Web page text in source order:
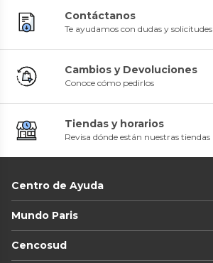
Contáctanos
Te ayudamos con dudas y solicitudes
Cambios y Devoluciones
Conoce cómo pedirlos
Tiendas y horarios
Revisa dónde están nuestras tiendas
Centro de Ayuda
Mundo Paris
Cencosud